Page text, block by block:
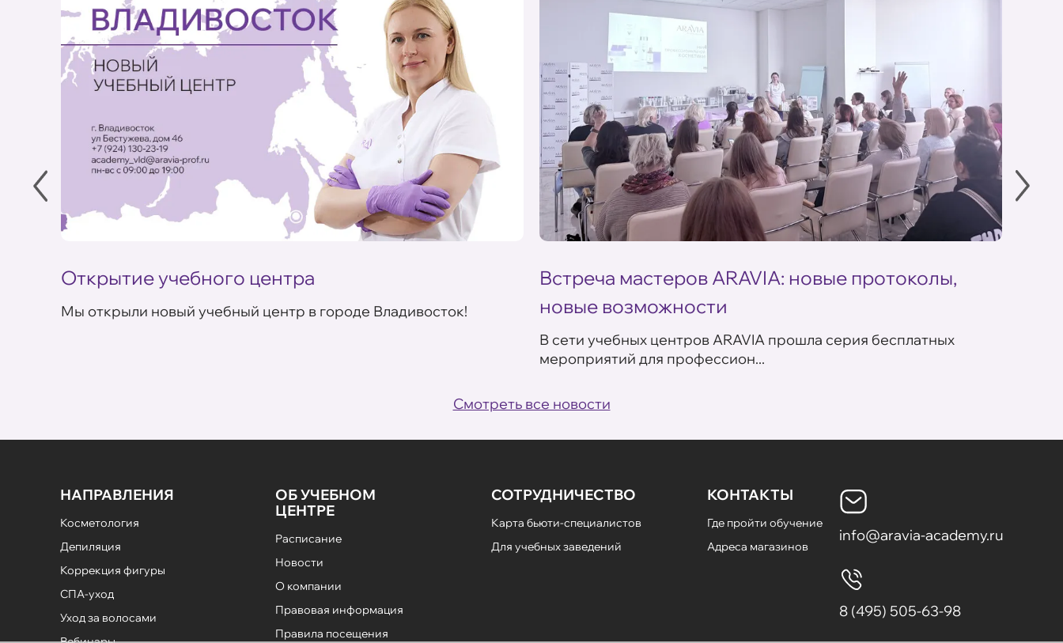
Открытие учебного центра
Мы открыли новый учебный центр в городе Владивосток!
Встреча мастеров ARAVIA: новые протоколы,
новые возможности
В сети учебных центров ARAVIA прошла серия бесплатных
мероприятий для профессион...
Смотреть все новости
НАПРАВЛЕНИЯ
Косметология
Депиляция
Коррекция фигуры
СПА-уход
Уход за волосами
ОБ УЧЕБНОМ
ЦЕНТРЕ
Расписание
Новости
О компании
Правовая информация
Правила посещения
СОТРУДНИЧЕСТВО
Карта бьюти-специалистов
Для учебных заведений
КОНТАКТЫ
Где пройти обучение
Адреса магазинов
info@aravia-academy.ru
8 (495) 505-63-98